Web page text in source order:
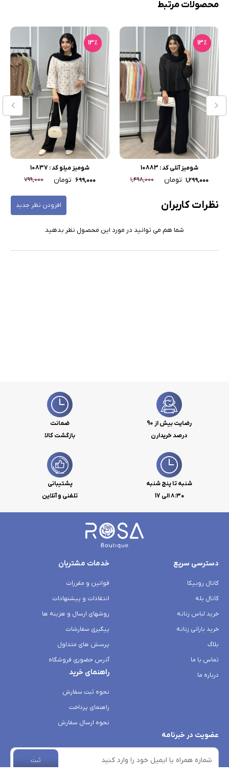
محصولات مرتبط
13٪
شومیز میلو کد : 10837
۶۹۹,۰۰۰ تومان ۷۹۹,۰۰۰
11٪
شومیز پادمیرا کد : 10904
۷۹۹,۰۰۰ تومان ۸۹۹,۰۰۰
نظرات کاربران افزودن نظر جدید
شما هم می توانید در مورد این محصول نظر بدهید
رضایت بیش از 90
درصد خریدارن
ضمانت
بازگشت کالا
شنبه تا پنج شنبه
۸:۳۰ الی 17
پشتیبانی
تلفنی و آنلاین
دسترسی سریع
کانال روبیکا
کانال بله
خرید لباس زنانه
خرید بارانی زنانه
بلاگ
تماس با ما
درباره ما
خدمات مشتریان
قوانین و مقررات
انتقادات و پیشنهادات
روشهای ارسال و هزینه ها
پیگیری سفارشات
پرسش های متداول
آدرس حضوری فروشگاه
راهنمای خرید
نحوه ثبت سفارش
راهنمای پرداخت
نحوه ارسال سفارش
عضویت در خبرنامه
ثبت